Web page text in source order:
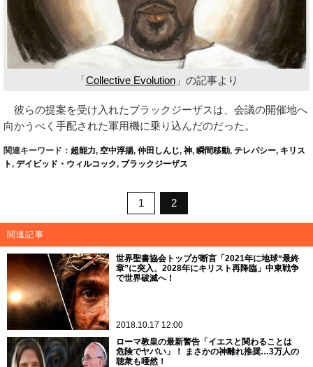
「Collective Evolution」の記事より
彼らの提案を受け入れたブラックジーザスは、会議の開催地へ
向かうべく手配された軍用機に乗り込んだのだった。
関連キーワード： 超能力, 空中浮揚, 仲田しんじ, 神, 瞬間移動, テレパシー, キリス
ト, デイビッド・ウィルコック, ブラックジーザス
1 2
関連記事
世界聖書協会トップが断言「2021年に地球“最終
章”に突入、2028年にキリスト再降臨」中東戦争
で世界破滅へ！
2018.10.17 12:00
ローマ教皇の最新警告「イエスと関わることは
危険でヤバい」！ まさかの神離れ推奨…3万人の
聴衆も唖然！